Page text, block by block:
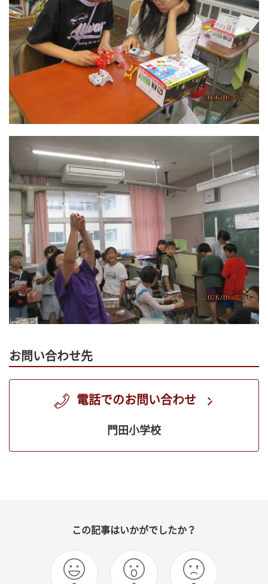
お問い合わせ先
電話でのお問い合わせ
門田小学校
この記事はいかがでしたか？